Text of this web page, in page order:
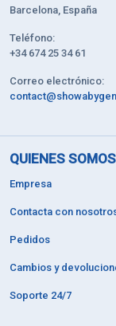
Barcelona, España
Teléfono:
+34 674 25 34 61
Correo electrónico:
QUIENES
Empresa
Contacta con
Pedidos
Cambios y
Soporte 24/7